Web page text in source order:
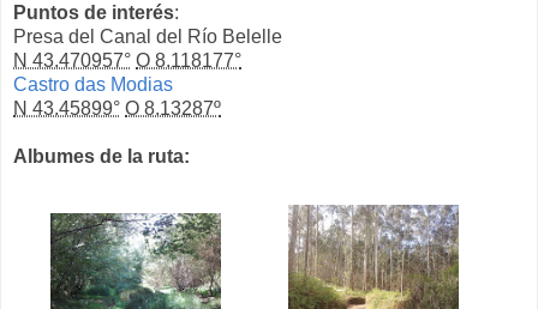
Puntos de interés:
Presa del Canal del Río Belelle
N 43.470957° O 8.118177°
Castro das Modias
N 43.45899° O 8.13287º
Albumes de la ruta: